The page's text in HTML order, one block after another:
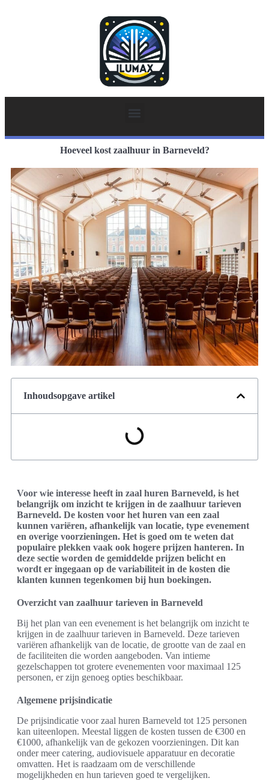
Hoeveel kost zaalhuur in Barneveld?
Inhoudsopgave artikel
Voor wie interesse heeft in zaal huren Barneveld, is het
belangrijk om inzicht te krijgen in de zaalhuur tarieven
Barneveld. De kosten voor het huren van een zaal
kunnen variëren, afhankelijk van locatie, type evenement
en overige voorzieningen. Het is goed om te weten dat
populaire plekken vaak ook hogere prijzen hanteren. In
deze sectie worden de gemiddelde prijzen belicht en
wordt er ingegaan op de variabiliteit in de kosten die
klanten kunnen tegenkomen bij hun boekingen.
Overzicht van zaalhuur tarieven in Barneveld
Bij het plan van een evenement is het belangrijk om inzicht te
krijgen in de zaalhuur tarieven in Barneveld. Deze tarieven
variëren afhankelijk van de locatie, de grootte van de zaal en
de faciliteiten die worden aangeboden. Van intieme
gezelschappen tot grotere evenementen voor maximaal 125
personen, er zijn genoeg opties beschikbaar.
Algemene prijsindicatie
De prijsindicatie voor zaal huren Barneveld tot 125 personen
kan uiteenlopen. Meestal liggen de kosten tussen de €300 en
€1000, afhankelijk van de gekozen voorzieningen. Dit kan
onder meer catering, audiovisuele apparatuur en decoratie
omvatten. Het is raadzaam om de verschillende
mogelijkheden en hun tarieven goed te vergelijken.